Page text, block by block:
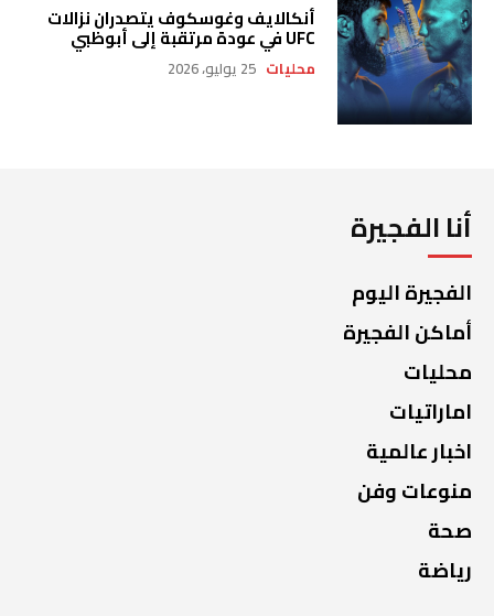
أنكالايف وغوسكوف يتصدران نزالات
UFC في عودة مرتقبة إلى أبوظبي
محليات 25 يوليو، 2026
أنا الفجيرة
الفجيرة اليوم
أماكن الفجيرة
محليات
اماراتيات
اخبار عالمية
منوعات وفن
صحة
رياضة